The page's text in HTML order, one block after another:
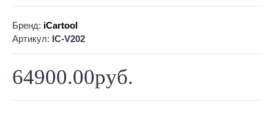
Бренд: iCartool
Артикул: IC-V202
64900.00руб.